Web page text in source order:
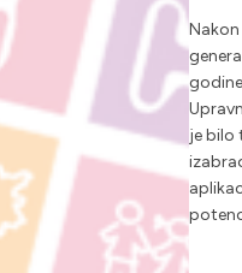
je bilo